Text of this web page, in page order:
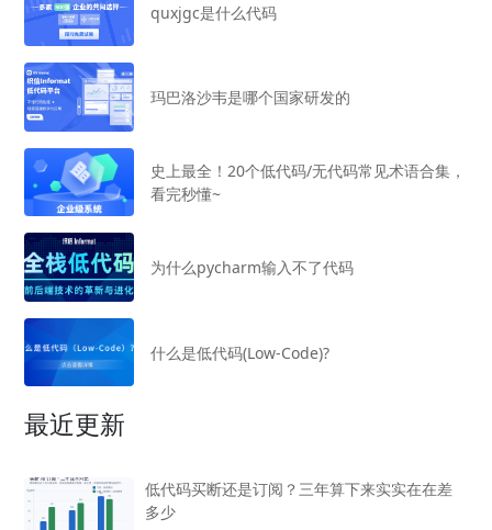
quxjgc是什么代码
玛巴洛沙韦是哪个国家研发的
史上最全！20个低代码/无代码常见术语合集，
看完秒懂~
为什么pycharm输入不了代码
什么是低代码(Low-Code)?
最近更新
低代码买断还是订阅？三年算下来实实在在差
多少